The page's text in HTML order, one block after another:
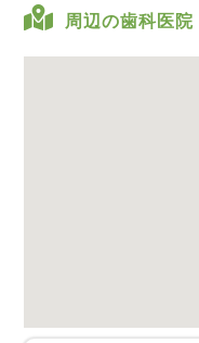
周辺の歯科医院